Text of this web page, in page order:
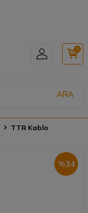
ARA
0
TTR Kablo
%34